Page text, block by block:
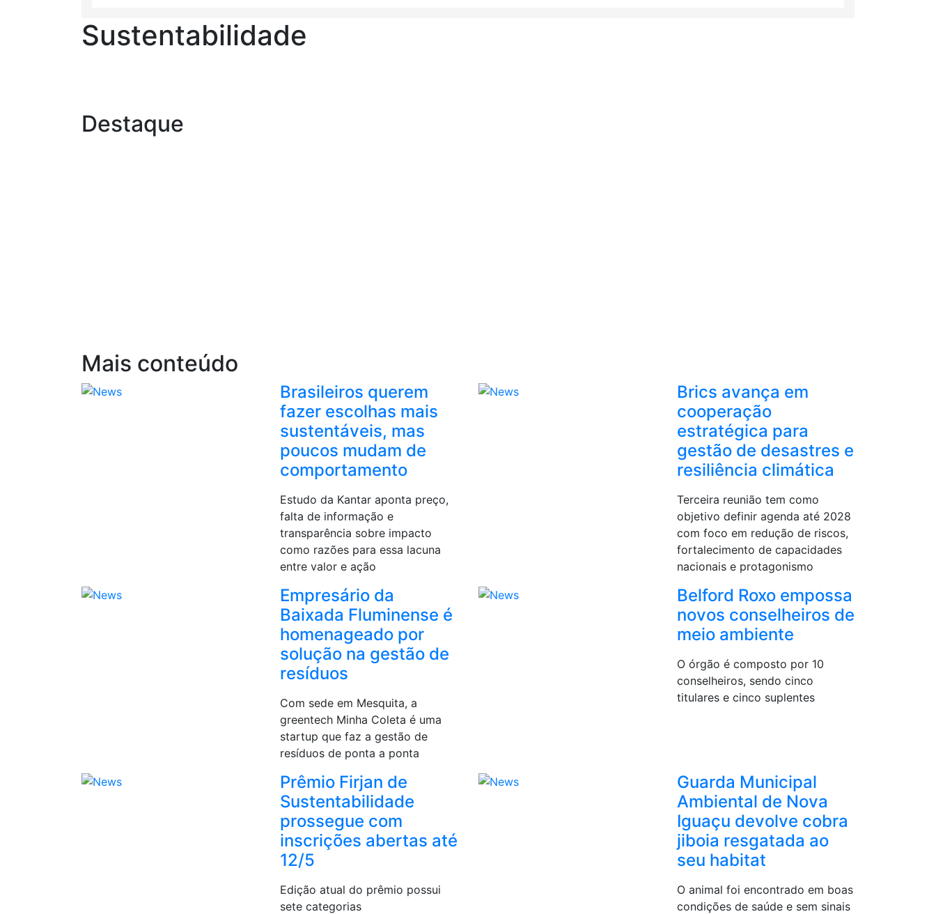
Sustentabilidade
Destaque
Mais conteúdo
Brasileiros querem
fazer escolhas mais
sustentáveis, mas
poucos mudam de
comportamento
Estudo da Kantar aponta preço,
falta de informação e
transparência sobre impacto
como razões para essa lacuna
entre valor e ação
Brics avança em
cooperação
estratégica para
gestão de desastres e
resiliência climática
Terceira reunião tem como
objetivo definir agenda até 2028
com foco em redução de riscos,
fortalecimento de capacidades
nacionais e protagonismo
Empresário da
Baixada Fluminense é
homenageado por
solução na gestão de
resíduos
Com sede em Mesquita, a
greentech Minha Coleta é uma
startup que faz a gestão de
resíduos de ponta a ponta
Belford Roxo empossa
novos conselheiros de
meio ambiente
O órgão é composto por 10
conselheiros, sendo cinco
titulares e cinco suplentes
Prêmio Firjan de
Sustentabilidade
prossegue com
inscrições abertas até
12/5
Edição atual do prêmio possui
sete categorias
Guarda Municipal
Ambiental de Nova
Iguaçu devolve cobra
jiboia resgatada ao
seu habitat
O animal foi encontrado em boas
condições de saúde e sem sinais